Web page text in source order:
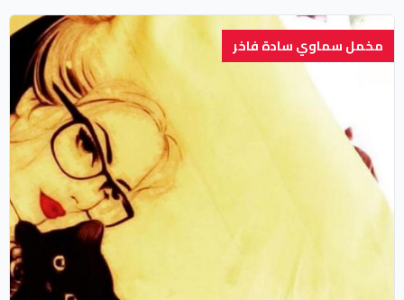
مخمل سماوي سادة فاخر